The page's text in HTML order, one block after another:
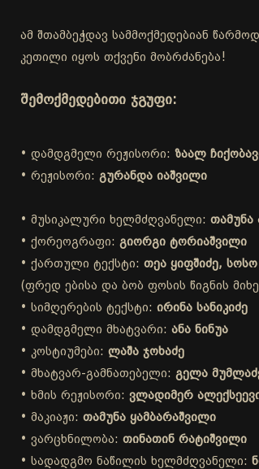
ამ შთამბეჭდავ სამმოქმედებიან
კეთილი იყოს თქვენი მობრძანება!
შემოქმედებითი ჯგუფი:
• დამდგმელი რეჟისორი: ზაალ
• რეჟისორი: გურანდა იაშვილი
• მუსიკალური ხელმძღვანელი: თამუნა
• ქორეოგრაფი: გიორგი ტორიაშვილი
• ქართული ტექსტი: თეა ყიფშიძე, სოსო
(ფრედ ებისა და ბობ ფოსის წიგნის
• სიმღერების ტექსტი: ირინა სანიკიძე
• დამდგმელი მხატვარი: ანა ნინუა
• კოსტიუმები: ლაშა ჯოხაძე
• მხატვარ-გამნათებელი: გელა
• ხმის რეჟისორი: ვლადიმერ
• მაკიაჟი: თამუნა ყამბარაშვილი
• ვარცხნილობა: თინათინ რატიშვილი
• სადადგმო ნაწილის ხელმძღვანელი: